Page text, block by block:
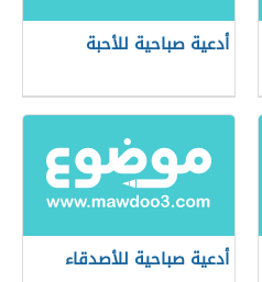
أدعية صباحية للأحبة
أدعية صباحية للأصدقاء